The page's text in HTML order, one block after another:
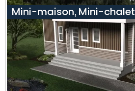
Mini-maison, Mini-chalet